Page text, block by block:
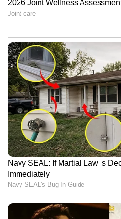
DOWNLOAD APP
RECOMMENDED STORIES